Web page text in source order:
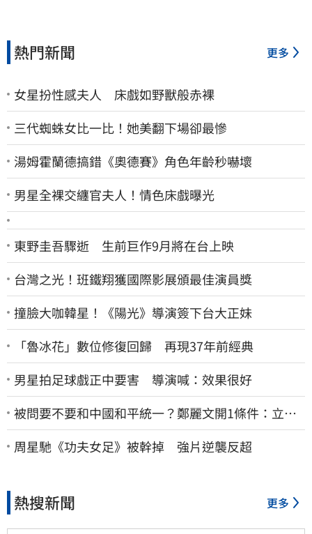
熱門新聞 更多
女星扮性感夫人 床戲如野獸般赤裸
三代蜘蛛女比一比！她美翻下場卻最慘
湯姆霍蘭德搞錯《奧德賽》角色年齡秒嚇壞
男星全裸交纏官夫人！情色床戲曝光
東野圭吾驟逝 生前巨作9月將在台上映
台灣之光！班鐵翔獲國際影展頒最佳演員獎
撞臉大咖韓星！《陽光》導演簽下台大正妹
「魯冰花」數位修復回歸 再現37年前經典
男星拍足球戲正中要害 導演喊：效果很好
被問要不要和中國和平統一？鄭麗文開1條件：立刻
春暖花開
周星馳《功夫女足》被幹掉 強片逆襲反超
熱搜新聞 更多